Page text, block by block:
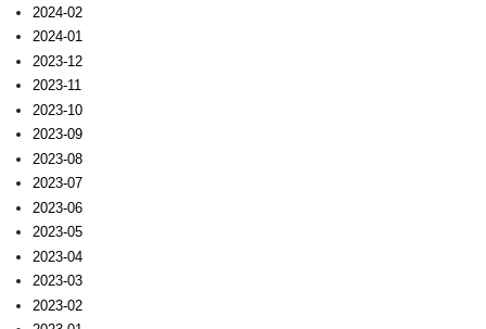
2024-02
2024-01
2023-12
2023-11
2023-10
2023-09
2023-08
2023-07
2023-06
2023-05
2023-04
2023-03
2023-02